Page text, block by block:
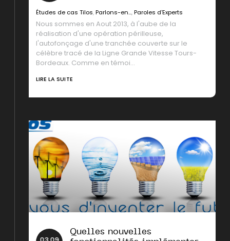
Études de cas Tilos,Parlons-en...,Paroles d'Experts
Nous sommes en Aout 2013, à l'aube de la
réalisation d'une opération périlleuse,
l'autofonçage d'une tranchée couverte sur le
célèbre tracé de la Ligne Grande Vitesse Tours-
Bordeaux. Comme en témoi...
LIRE LA SUITE
Quelles nouvelles